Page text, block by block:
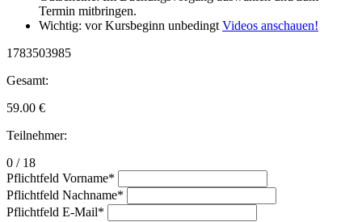
Termin mitbringen.
Wichtig: vor Kursbeginn unbedingtVideos anschauen!
1783503985
Gesamt:
59.00 €
Teilnehmer:
0 / 18
Pflichtfeld Vorname*
Pflichtfeld Nachname*
Pflichtfeld E-Mail*